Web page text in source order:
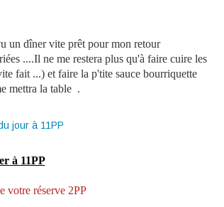
un dîner vite prêt pour mon retour
....Il ne me restera plus qu'à faire cuire les
fait ...) et faire la p'tite sauce bourriquette
mettra la table .
à 11PP
votre réserve 2PP